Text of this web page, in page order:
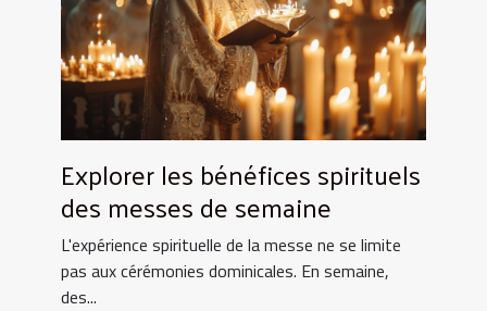
Explorer les bénéfices spirituels
des messes de semaine
L'expérience spirituelle de la messe ne se limite
pas aux cérémonies dominicales. En semaine,
des...